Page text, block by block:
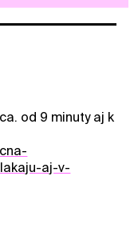
od 9 minuty aj k
aj-v-